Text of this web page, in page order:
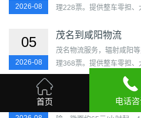
2026-08
理228票。提供整车零担
县...
05
2026-08
茂名到咸阳物流
茂名物流服务，辐射咸阳
理368票。提供整车零担
案。覆盖茂南区、电白区
江门货车出租货运价
佳豪鑫物流提供江门货车
首页 电话